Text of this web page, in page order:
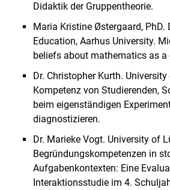
Didaktik der Gruppentheorie.
Maria Kristine Østergaard, PhD.
Education, Aarhus University.
beliefs about mathematics as a
Dr. Christopher Kurth.
Kompetenz von Studierenden,
beim eigenständigen
diagnostizieren.
Dr. Marieke Vogt. University of
Begründungskompetenzen in
Aufgabenkontexten: Eine
Interaktionsstudie im 4.